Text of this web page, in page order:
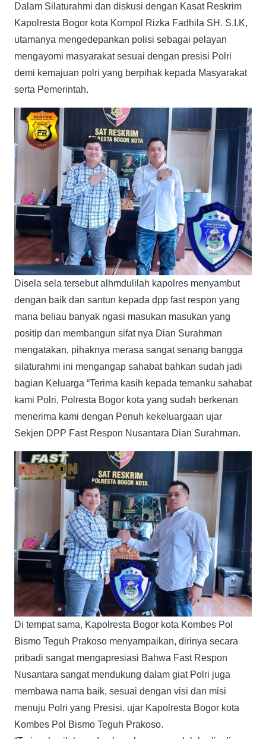
Dalam Silaturahmi dan diskusi dengan Kasat Reskrim
Kapolresta Bogor kota Kompol Rizka Fadhila SH. S.I.K,
utamanya mengedepankan polisi sebagai pelayan
mengayomi masyarakat sesuai dengan presisi Polri
demi kemajuan polri yang berpihak kepada Masyarakat
serta Pemerintah.
Disela sela tersebut alhmdulilah kapolres menyambut
dengan baik dan santun kepada dpp fast respon yang
mana beliau banyak ngasi masukan masukan yang
positip dan membangun sifat nya Dian Surahman
mengatakan, pihaknya merasa sangat senang bangga
silaturahmi ini mengangap sahabat bahkan sudah jadi
bagian Keluarga “Terima kasih kepada temanku sahabat
kami Polri, Polresta Bogor kota yang sudah berkenan
menerima kami dengan Penuh kekeluargaan ujar
Sekjen DPP Fast Respon Nusantara Dian Surahman.
Di tempat sama, Kapolresta Bogor kota Kombes Pol
Bismo Teguh Prakoso menyampaikan, dirinya secara
pribadi sangat mengapresiasi Bahwa Fast Respon
Nusantara sangat mendukung dalam giat Polri juga
membawa nama baik, sesuai dengan visi dan misi
menuju Polri yang Presisi. ujar Kapolresta Bogor kota
Kombes Pol Bismo Teguh Prakoso.